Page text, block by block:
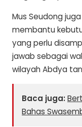
Mus Seudong
membantu
yang perlu
jawab sebagai
wilayah Abdya
Baca juga:
Bahas